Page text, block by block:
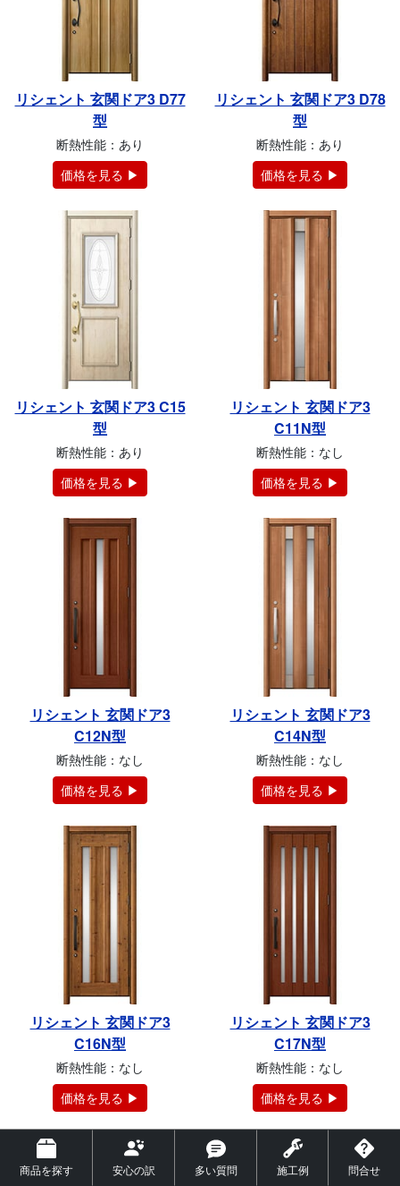
商品を探す 安心の訳 多い質問 施工例 問合せ
リシェント 玄関ドア3 D77
型
断熱性能：あり
価格を見る ▶
リシェント 玄関ドア3 D78
型
断熱性能：あり
価格を見る ▶
リシェント 玄関ドア3 C15
型
断熱性能：あり
価格を見る ▶
リシェント 玄関ドア3
C11N型
断熱性能：なし
価格を見る ▶
リシェント 玄関ドア3
C12N型
断熱性能：なし
価格を見る ▶
リシェント 玄関ドア3
C14N型
断熱性能：なし
価格を見る ▶
リシェント 玄関ドア3
C16N型
断熱性能：なし
価格を見る ▶
リシェント 玄関ドア3
C17N型
断熱性能：なし
価格を見る ▶